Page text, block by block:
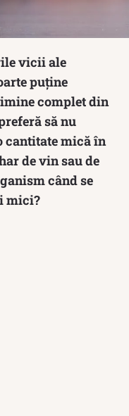
vicii ale
puține
complet din
să nu
cantitate mică în
de vin sau de
când se
mici?